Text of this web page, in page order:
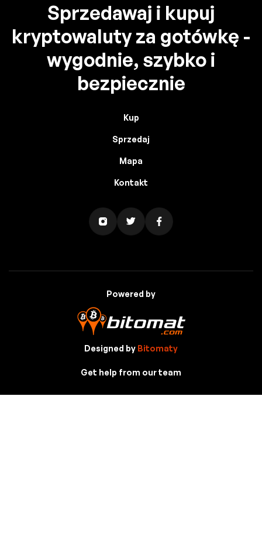
Sprzedawaj i kupuj
kryptowaluty za gotówkę -
wygodnie, szybko i
bezpiecznie
Kup
Sprzedaj
Mapa
Kontakt
Powered by
Designed by Bitomaty
Get help from our team